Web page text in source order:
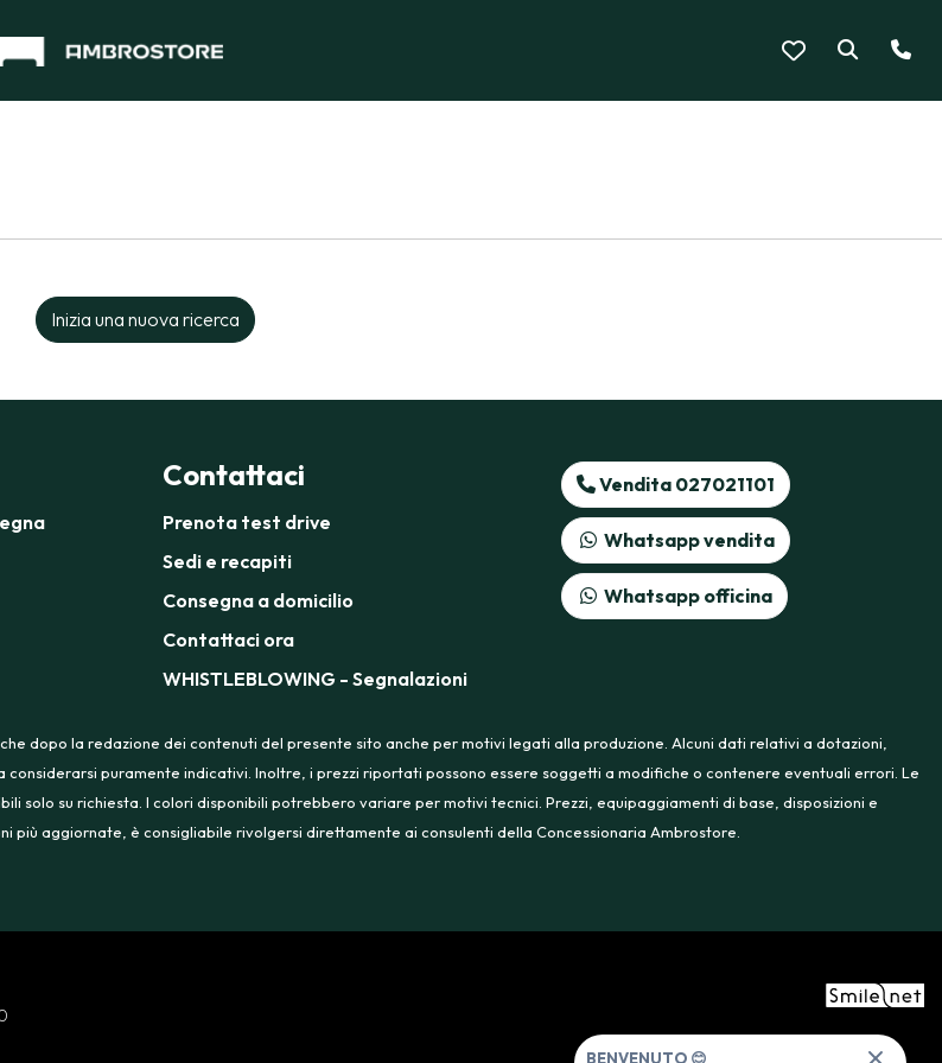
Inizia una nuova ricerca
Contattaci
Prenota test drive
Sedi e recapiti
Consegna a domicilio
Contattaci ora
WHISTLEBLOWING - Segnalazioni
Vendita 027021101
Whatsapp vendita
Whatsapp officina
dopo la redazione dei contenuti del presente sito anche per motivi legati alla produzione. Alcuni dati relativi a dotazioni,
puramente indicativi. Inoltre, i prezzi riportati possono essere soggetti a modifiche o contenere eventuali errori. Le
su richiesta. I colori disponibili potrebbero variare per motivi tecnici. Prezzi, equipaggiamenti di base, disposizioni e
più aggiornate, è consigliabile rivolgersi direttamente ai consulenti della Concessionaria Ambrostore.
BENVENUTO 😊